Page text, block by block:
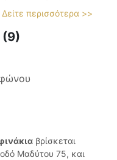
Δείτε περισσότερα >>
(9)
βρίσκεται
Μαδύτου 75, και